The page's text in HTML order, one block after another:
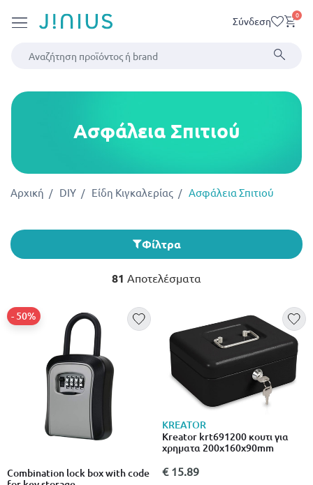
Σύνδεση 0
Ασφάλεια Σπιτιού
Αρχική DIY Είδη Κιγκαλερίας Ασφάλεια Σπιτιού
Φίλτρα
81 Αποτελέσματα
Combination lock box with code
- 50%
KREATOR
Kreator krt691200 κουτι για
χρηματα 200x160x90mm
€ 15.89